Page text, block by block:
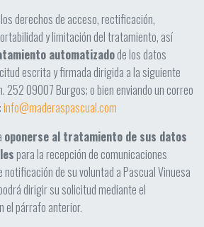
derechos de acceso, rectificación,
y limitación del tratamiento, así
automatizadode los datos
escrita y firmada dirigida a la siguiente
252 09007 Burgos; o bien enviando un correo
info@maderaspascual.com
oponerse al tratamiento de sus datos
para la recepción de comunicaciones
de su voluntad a Pascual Vinuesa
dirigir su solicitud mediante el
el párrafo anterior.